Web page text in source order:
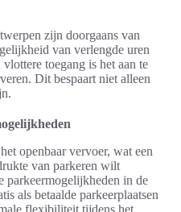
zijn doorgaans van
van verlengde uren
toegang is het aan te
Dit bespaart niet alleen
openbaar vervoer, wat een
van parkeren wilt
parkeermogelijkheden in de
als betaalde parkeerplaatsen